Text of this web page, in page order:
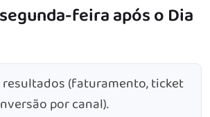
feira após o Dia
(faturamento, ticket
por canal).